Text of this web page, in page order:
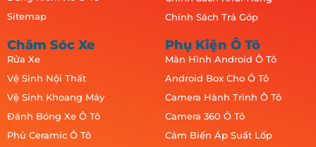
Sitemap
Chính Sách Trả Góp
Chăm Sóc Xe
Rửa Xe
Vệ Sinh Nội Thất
Vệ Sinh Khoang Máy
Đánh Bóng Xe Ô Tô
Phủ Ceramic Ô Tô
Phụ Kiện Ô Tô
Màn Hình Android Ô Tô
Android Box Cho Ô Tô
Camera Hành Trình Ô Tô
Camera 360 Ô Tô
Cảm Biến Áp Suất Lốp